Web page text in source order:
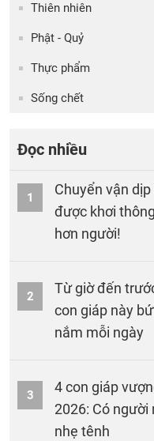
Thiên nhiên
Phật - Quỷ
Thực phẩm
Sống chết
Đọc nhiều
1
Chuyển vận
được khơi
hơn người!
2
Từ giờ đến
con giáp này
nắm mỗi ngày
3
4 con giáp
2026: Có người
nhẹ tênh